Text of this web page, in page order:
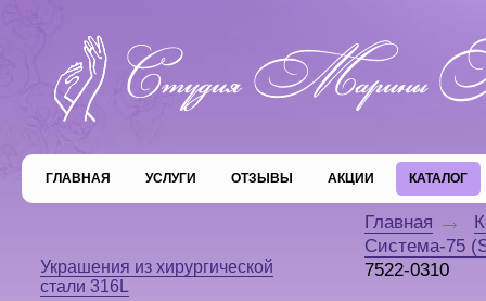
ГЛАВНАЯ УСЛУГИ ОТЗЫВЫ АКЦИИ КАТАЛОГ
Украшения из хирургической
стали 316L
Главная
Система-75
7522-0310